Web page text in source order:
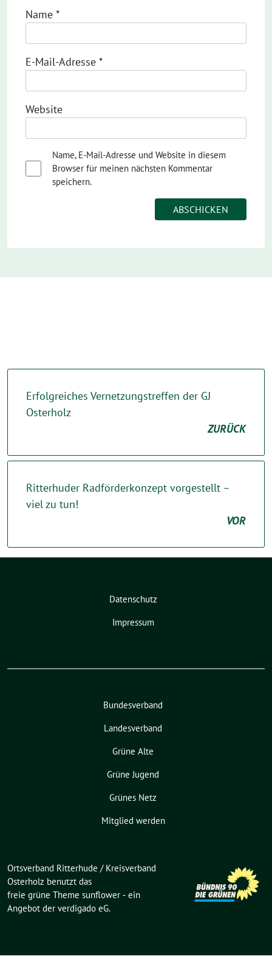
Name *
E-Mail-Adresse *
Website
Name, E-Mail-Adresse und Website in diesem
Browser für meinen nächsten Kommentar
speichern.
Erfolgreiches Vernetzungstreffen der GJ
Osterholz
ZURÜCK
Ritterhuder Radförderkonzept vorgestellt –
viel zu tun!
VOR
Datenschutz
Impressum
Bundesverband
Landesverband
Grüne Alte
Grüne Jugend
Grünes Netz
Mitglied werden
Ortsverband Ritterhude / Kreisverband
Osterholz benutzt das
freie grüne Theme sunflower ‐ ein
Angebot der verdigado eG.